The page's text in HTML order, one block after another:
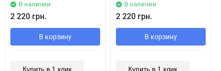
В наличии
2 220 грн.
В корзину
Купить в 1 клик
В наличии
2 220 грн.
В корзину
Купить в 1 клик